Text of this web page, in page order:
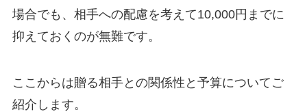
場合でも、相手への配慮を考えて10,000円までに
抑えておくのが無難です。
ここからは贈る相手との関係性と予算についてご
紹介します。